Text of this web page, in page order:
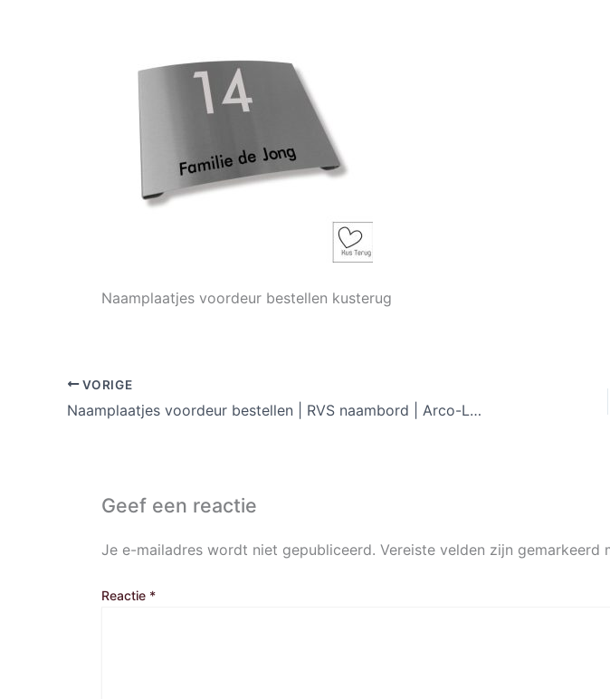
Naamplaatjes voordeur bestellen kusterug
VORIGE
Naamplaatjes voordeur bestellen | RVS naambord | Arco-Line 20×15 cm
Geef een reactie
Je e-mailadres wordt niet gepubliceerd. Vereiste velden zijn gemarkeerd
Reactie *